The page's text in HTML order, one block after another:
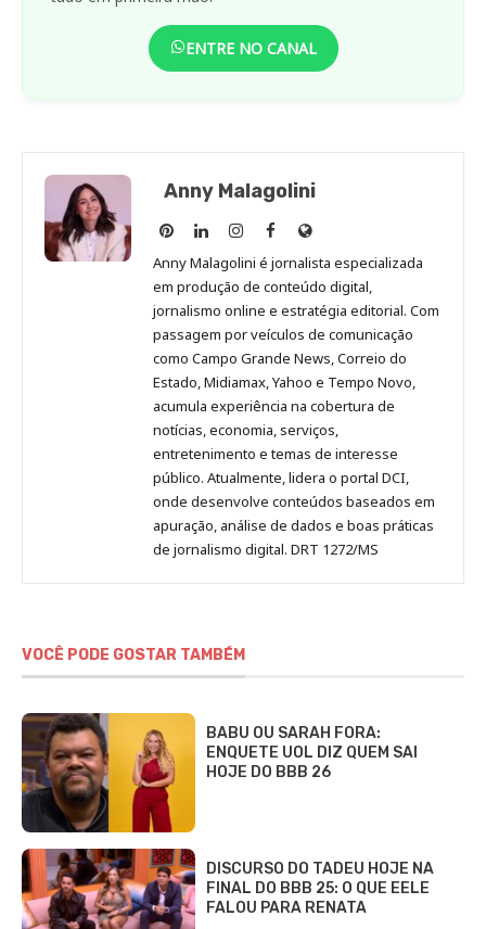
ENTRE NO CANAL
Anny Malagolini
Anny
Malagolini
no
Pinterest
Anny
Malagolini
no
LinkedIn
Anny
Malagolini
no
Instagram
Anny
Malagolini
no
Facebook
Site
de
Anny
Malagolini
Anny Malagolini é jornalista especializada
em produção de conteúdo digital,
jornalismo online e estratégia editorial. Com
passagem por veículos de comunicação
como Campo Grande News, Correio do
Estado, Midiamax, Yahoo e Tempo Novo,
acumula experiência na cobertura de
notícias, economia, serviços,
entretenimento e temas de interesse
público. Atualmente, lidera o portal DCI,
onde desenvolve conteúdos baseados em
apuração, análise de dados e boas práticas
de jornalismo digital. DRT 1272/MS
VOCÊ PODE GOSTAR TAMBÉM
BABU OU SARAH FORA:
ENQUETE UOL DIZ QUEM SAI
HOJE DO BBB 26
DISCURSO DO TADEU HOJE NA
FINAL DO BBB 25: O QUE EELE
FALOU PARA RENATA